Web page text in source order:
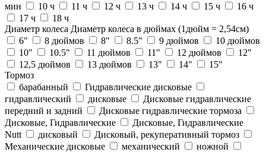
мин
10 ч 11 ч 12 ч 13 ч 14 ч 15 ч
16 ч
17 ч
18 ч
Диаметр колеса Диаметр колеса в дюймах (1дюйм = 2,54см)
6"
8 дюймов 8" 8.5" 9 дюймов
10 дюймов
10"
10.5" 11 дюймов 11" 12 дюймов
12"
12,5 дюймов
13 дюймов 13" 14"
15"
Тормоз
барабанный
Гидравлические дисковые
гидравлический
дисковые
Дисковые гидравлические
передний и задний
Дисковые гидравлические тормоза
Дисковые, Гидравлические
Дисковые, Гидравлические
Nutt
дисковый
Дисковый, рекуперативный тормоз
Механические дисковые
механический
ножной